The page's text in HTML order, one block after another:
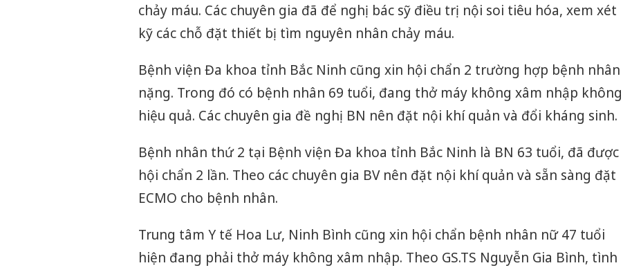
chảy máu. Các chuyên gia đã để nghị bác sỹ điều trị nội soi tiêu hóa, xem xét
kỹ các chỗ đặt thiết bị tìm nguyên nhân chảy máu.
Bệnh viện Đa khoa tỉnh Bắc Ninh cũng xin hội chẩn 2 trường hợp bệnh nhân
nặng. Trong đó có bệnh nhân 69 tuổi, đang thở máy không xâm nhập không
hiệu quả. Các chuyên gia đề nghị BN nên đặt nội khí quản và đổi kháng sinh.
Bệnh nhân thứ 2 tại Bệnh viện Đa khoa tỉnh Bắc Ninh là BN 63 tuổi, đã được
hội chẩn 2 lần. Theo các chuyên gia BV nên đặt nội khí quản và sẵn sàng đặt
ECMO cho bệnh nhân.
Trung tâm Y tế Hoa Lư, Ninh Bình cũng xin hội chẩn bệnh nhân nữ 47 tuổi
hiện đang phải thở máy không xâm nhập. Theo GS.TS Nguyễn Gia Bình, tình